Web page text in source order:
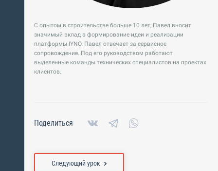
С опытом в строительстве больше 10 лет, Павел вносит
значимый вклад в формирование идеи и реализации
платформы IYNO. Павел отвечает за сервисное
сопровождение. Под его руководством работают
выделенные команды технических специалистов на проектах
клиентов.
Поделиться
Следующий урок